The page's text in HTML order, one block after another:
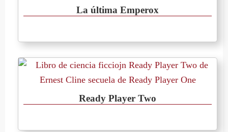
La última Emperox
Ready Player Two